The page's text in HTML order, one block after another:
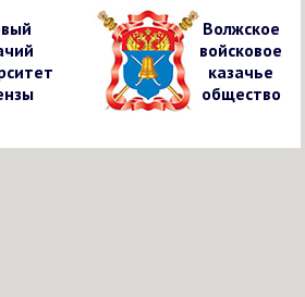
Волжское
войсковое
казачье
общество